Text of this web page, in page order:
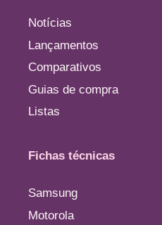
Notícias
Lançamentos
Comparativos
Guias de compra
Listas
Fichas técnicas
Samsung
Motorola